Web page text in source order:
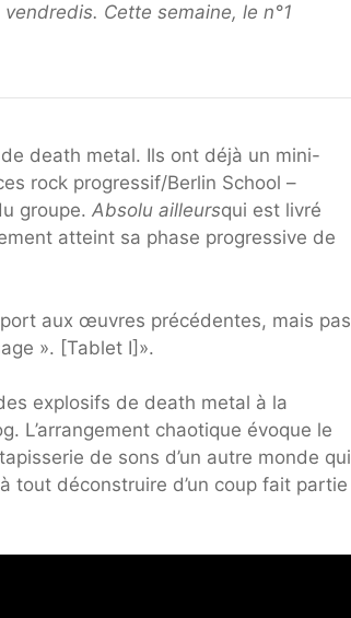
Cette semaine, le n°1
death metal. Ils ont déjà un mini-
rock progressif/Berlin School –
groupe. Absolu ailleursqui est livré
atteint sa phase progressive de
aux œuvres précédentes, mais pas
». [Tablet I]».
explosifs de death metal à la
L’arrangement chaotique évoque le
de sons d’un autre monde qui
tout déconstruire d’un coup fait partie